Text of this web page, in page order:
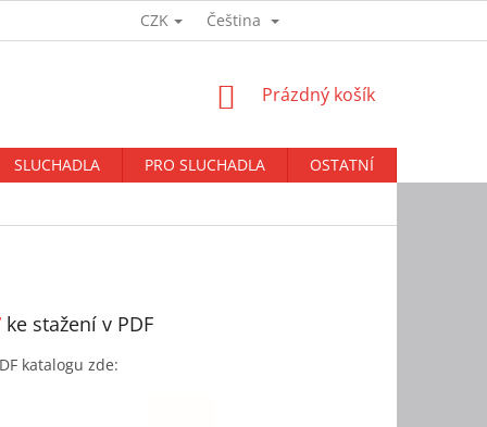
CZK Čeština
NÁKUPNÍ
Prázdný košík
SLUCHADLA PRO SLUCHADLA OSTATNÍ
ke stažení v PDF
katalogu zde: